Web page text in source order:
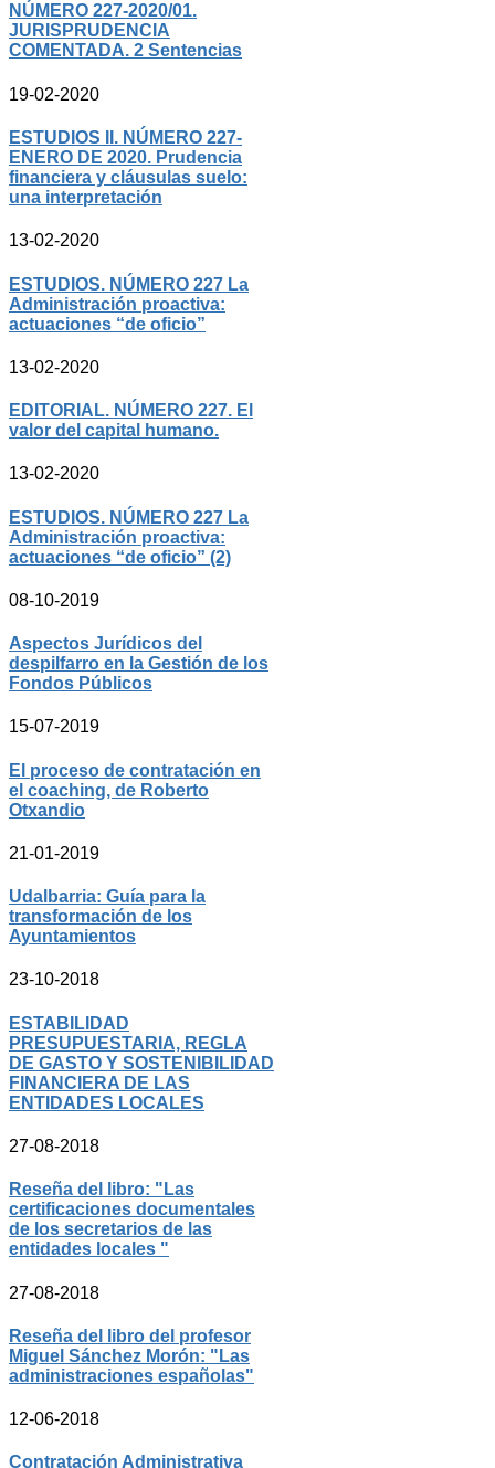
NÚMERO 227-2020/01.
JURISPRUDENCIA
COMENTADA. 2 Sentencias
19-02-2020
ESTUDIOS II. NÚMERO 227-
ENERO DE 2020. Prudencia
financiera y cláusulas suelo:
una interpretación
13-02-2020
ESTUDIOS. NÚMERO 227 La
Administración proactiva:
actuaciones “de oficio”
13-02-2020
EDITORIAL. NÚMERO 227. El
valor del capital humano.
13-02-2020
ESTUDIOS. NÚMERO 227 La
Administración proactiva:
actuaciones “de oficio” (2)
08-10-2019
Aspectos Jurídicos del
despilfarro en la Gestión de los
Fondos Públicos
15-07-2019
El proceso de contratación en
el coaching, de Roberto
Otxandio
21-01-2019
Udalbarria: Guía para la
transformación de los
Ayuntamientos
23-10-2018
ESTABILIDAD
PRESUPUESTARIA, REGLA
DE GASTO Y SOSTENIBILIDAD
FINANCIERA DE LAS
ENTIDADES LOCALES
27-08-2018
Reseña del libro: "Las
certificaciones documentales
de los secretarios de las
entidades locales "
27-08-2018
Reseña del libro del profesor
Miguel Sánchez Morón: "Las
administraciones españolas"
12-06-2018
Contratación Administrativa